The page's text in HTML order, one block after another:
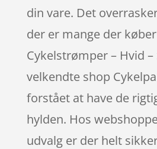
din vare. Det
der er mange der køber
Cykelstrømper – Hvid –
velkendte shop
forstået at have de
hylden. Hos
udvalg er der helt